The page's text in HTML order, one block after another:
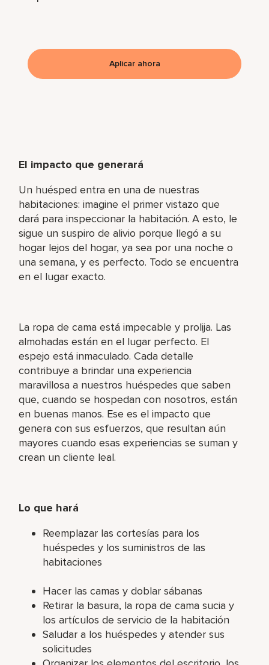
El impacto que generará
Un huésped entra en una de nuestras
habitaciones: imagine el primer vistazo que
dará para inspeccionar la habitación. A esto, le
sigue un suspiro de alivio porque llegó a su
hogar lejos del hogar, ya sea por una noche o
una semana, y es perfecto. Todo se encuentra
en el lugar exacto.
La ropa de cama está impecable y prolija. Las
almohadas están en el lugar perfecto. El
espejo está inmaculado. Cada detalle
contribuye a brindar una experiencia
maravillosa a nuestros huéspedes que saben
que, cuando se hospedan con nosotros, están
en buenas manos. Ese es el impacto que
genera con sus esfuerzos, que resultan aún
mayores cuando esas experiencias se suman y
crean un cliente leal.
Lo que hará
Reemplazar las cortesías para los
huéspedes y los suministros de las
habitaciones
Hacer las camas y doblar sábanas
Retirar la basura, la ropa de cama sucia y
los artículos de servicio de la habitación
Saludar a los huéspedes y atender sus
solicitudes
Aplicar ahora